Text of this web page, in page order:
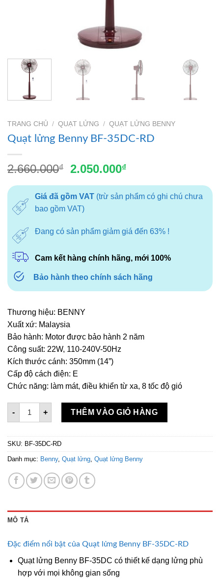
TRANG CHỦ / QUẠT LỬNG / QUẠT LỬNG BENNY
Quạt lửng Benny BF-35DC-RD
2.660.000₫
Giá
là:
2.660.000₫.
2.050.000₫Giá
tại
là:
Giá đã gồm VAT(trừ sản phẩm có ghi chú chưa
bao gồm VAT)
Đang có sản phẩm giảm giá đến 63% !
Cam kết hàng chính hãng, mới 100%
Bảo hành theo chính sách hãng
Thương hiệu: BENNY
Xuất xứ: Malaysia
Bảo hành: Motor được bảo hành 2 năm
Công suất: 22W, 110-240V-50Hz
Kích thước cánh: 350mm (14”)
Cấp độ cách điện: E
Chức năng: làm mát, điều khiển từ xa, 8 tốc độ gió
-
Quạt lửng Benny BF-35DC-RD số lượng
+ THÊM VÀO GIỎ HÀNG
SKU: BF-35DC-RD
Danh mục: Benny, Quạt lửng Quạt lửng Benny
MÔ TẢ
Đặc điểm nổi bật của Quạt lửng Benny BF-35DC-RD
Quạt lửng Benny BF-35DC có thiết kế dạng lửng phù
hợp với mọi không gian sống